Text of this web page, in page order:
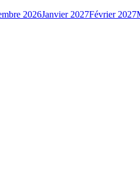
2026Janvier 2027Février 2027